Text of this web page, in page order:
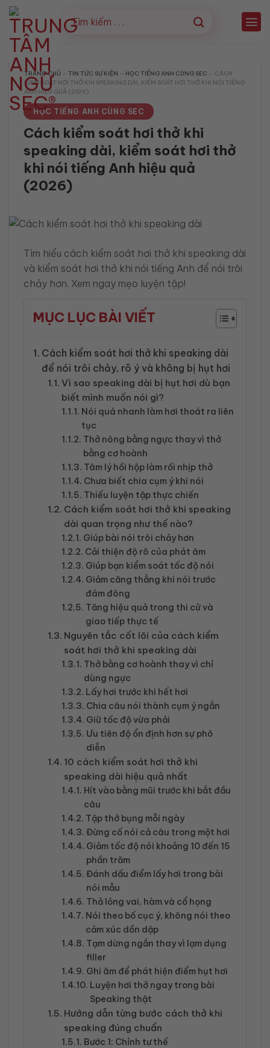
Bỏ
qua
nội
dung
TRANG CHỦ — TIN TỨC SỰ KIỆN — HỌC TIẾNG ANH CÙNG SEC — CÁCH
KIỂM SOÁT HƠI THỞ KHI SPEAKING DÀI, KIỂM SOÁT HƠI THỞ KHI NÓI TIẾNG
ANH HIỆU QUẢ (2026)
HỌC TIẾNG ANH CÙNG SEC
Cách kiểm soát hơi thở khi
speaking dài, kiểm soát hơi thở
khi nói tiếng Anh hiệu quả
(2026)
Tìm hiểu cách kiểm soát hơi thở khi speaking dài
và kiểm soát hơi thở khi nói tiếng Anh để nói trôi
chảy hơn. Xem ngay mẹo luyện tập!
MỤC LỤC BÀI VIẾT
Cách kiểm soát hơi thở khi speaking dài
để nói trôi chảy, rõ ý và không bị hụt hơi
Vì sao speaking dài bị hụt hơi dù bạn
biết mình muốn nói gì?
Nói quá nhanh làm hơi thoát ra liên
tục
Thở nông bằng ngực thay vì thở
bằng cơ hoành
Tâm lý hồi hộp làm rối nhịp thở
Chưa biết chia cụm ý khi nói
Thiếu luyện tập thực chiến
Cách kiểm soát hơi thở khi speaking
dài quan trọng như thế nào?
Giúp bài nói trôi chảy hơn
Cải thiện độ rõ của phát âm
Giúp bạn kiểm soát tốc độ nói
Giảm căng thẳng khi nói trước
đám đông
Tăng hiệu quả trong thi cử và
giao tiếp thực tế
Nguyên tắc cốt lõi của cách kiểm
soát hơi thở khi speaking dài
Thở bằng cơ hoành thay vì chỉ
dùng ngực
Lấy hơi trước khi hết hơi
Chia câu nói thành cụm ý ngắn
Giữ tốc độ vừa phải
Ưu tiên độ ổn định hơn sự phô
diễn
10 cách kiểm soát hơi thở khi
speaking dài hiệu quả nhất
Hít vào bằng mũi trước khi bắt đầu
câu
Tập thở bụng mỗi ngày
Đừng cố nói cả câu trong một hơi
Giảm tốc độ nói khoảng 10 đến 15
phần trăm
Đánh dấu điểm lấy hơi trong bài
nói mẫu
Thả lỏng vai, hàm và cổ họng
Nói theo bố cục ý, không nói theo
cảm xúc dồn dập
Tạm dừng ngắn thay vì lạm dụng
filler
Ghi âm để phát hiện điểm hụt hơi
Luyện hơi thở ngay trong bài
Speaking thật
Hướng dẫn từng bước cách thở khi
speaking đúng chuẩn
Bước 1: Chỉnh tư thế